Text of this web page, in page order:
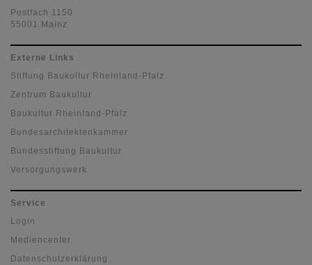
Postfach 1150
55001 Mainz
Externe Links
Stiftung Baukultur Rheinland-Pfalz
Zentrum Baukultur
Baukultur Rheinland-Pfalz
Bundesarchitektenkammer
Bundesstiftung Baukultur
Versorgungswerk
Service
Login
Mediencenter
Datenschutzerklärung